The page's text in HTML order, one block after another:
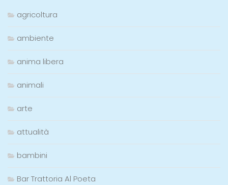
agricoltura
ambiente
anima libera
animali
arte
attualità
bambini
Bar Trattoria Al Poeta